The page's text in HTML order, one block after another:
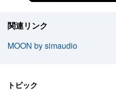
関連リンク
MOON by simaudio
トピック